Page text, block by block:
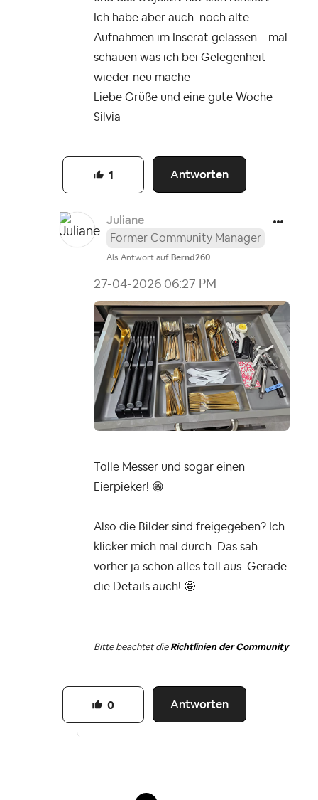
Ich habe aber auch noch alte
Aufnahmen im Inserat gelassen... mal
schauen was ich bei Gelegenheit
wieder neu mache
Liebe Grüße und eine gute Woche
Silvia
Antworten
1
Juliane
Former Community Manager
Als Antwort auf Bernd260
‎27-04-2026 06:27 PM
Tolle Messer und sogar einen
Eierpieker! 😁
Also die Bilder sind freigegeben? Ich
klicker mich mal durch. Das sah
vorher ja schon alles toll aus. Gerade
die Details auch! 🤩
-----
Bitte beachtet die Richtlinien der Community
Antworten
0